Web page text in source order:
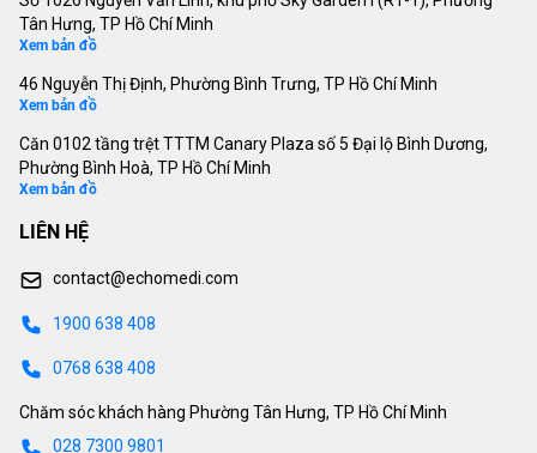
Tân Hưng, TP Hồ Chí Minh
Xem bản đồ
46 Nguyễn Thị Định, Phường Bình Trưng, TP Hồ Chí Minh
Xem bản đồ
Căn 0102 tầng trệt TTTM Canary Plaza số 5 Đại lộ Bình Dương,
Phường Bình Hoà, TP Hồ Chí Minh
Xem bản đồ
LIÊN HỆ
contact@echomedi.com
1900 638 408
0768 638 408
Chăm sóc khách hàng Phường Tân Hưng, TP Hồ Chí Minh
028 7300 9801